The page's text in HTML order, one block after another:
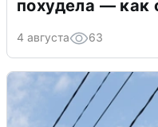
похудела — как
4 августа 63